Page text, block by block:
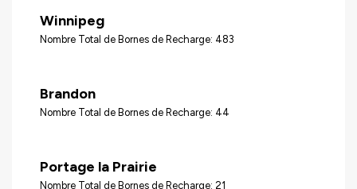
Winnipeg
Nombre Total de Bornes de Recharge: 483
Brandon
Nombre Total de Bornes de Recharge: 44
Portage la Prairie
Nombre Total de Bornes de Recharge: 21